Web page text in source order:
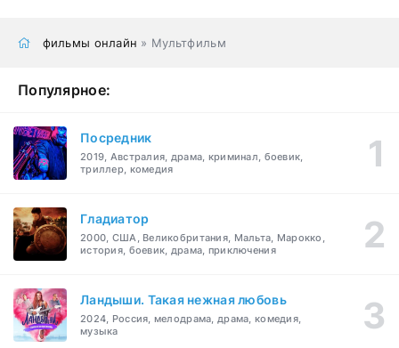
фильмы онлайн » Мультфильм
Популярное:
Посредник
2019, Австралия, драма, криминал, боевик,
триллер, комедия
Гладиатор
2000, США, Великобритания, Мальта, Марокко,
история, боевик, драма, приключения
Ландыши. Такая нежная любовь
2024, Россия, мелодрама, драма, комедия,
музыка